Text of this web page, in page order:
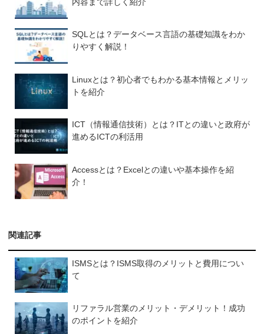
SQLとは？データベース言語の基礎知識をわか
りやすく解説！
Linuxとは？初心者でもわかる基本情報とメリッ
トを紹介
ICT（情報通信技術）とは？ITとの違いと政府が
進めるICTの利活用
Accessとは？Excelとの違いや基本操作を紹
介！
関連記事
ISMSとは？ISMS取得のメリットと費用につい
て
リファラル営業のメリット・デメリット！成功
のポイントを紹介